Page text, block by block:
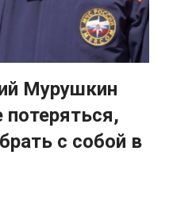
Мурушкин
потеряться,
с собой в